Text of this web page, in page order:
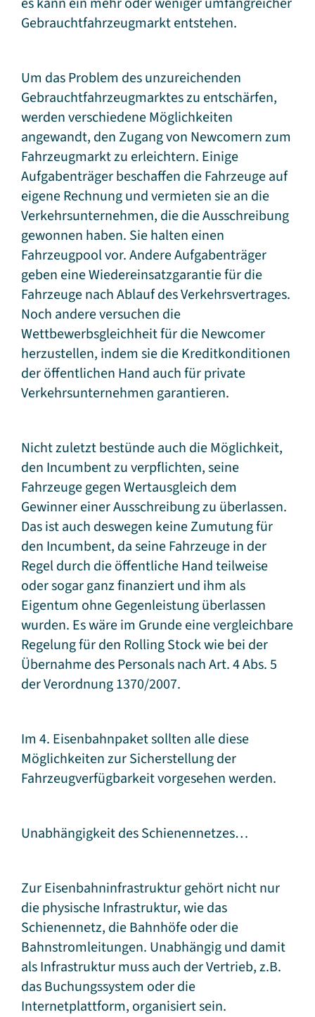
Gebrauchtfahrzeugmarkt entstehen.
Um das Problem des unzureichenden
Gebrauchtfahrzeugmarktes zu entschärfen,
werden verschiedene Möglichkeiten
angewandt, den Zugang von Newcomern zum
Fahrzeugmarkt zu erleichtern. Einige
Aufgabenträger beschaffen die Fahrzeuge auf
eigene Rechnung und vermieten sie an die
Verkehrsunternehmen, die die Ausschreibung
gewonnen haben. Sie halten einen
Fahrzeugpool vor. Andere Aufgabenträger
geben eine Wiedereinsatzgarantie für die
Fahrzeuge nach Ablauf des Verkehrsvertrages.
Noch andere versuchen die
Wettbewerbsgleichheit für die Newcomer
herzustellen, indem sie die Kreditkonditionen
der öffentlichen Hand auch für private
Verkehrsunternehmen garantieren.
Nicht zuletzt bestünde auch die Möglichkeit,
den Incumbent zu verpflichten, seine
Fahrzeuge gegen Wertausgleich dem
Gewinner einer Ausschreibung zu überlassen.
Das ist auch deswegen keine Zumutung für
den Incumbent, da seine Fahrzeuge in der
Regel durch die öffentliche Hand teilweise
oder sogar ganz finanziert und ihm als
Eigentum ohne Gegenleistung überlassen
wurden. Es wäre im Grunde eine vergleichbare
Regelung für den Rolling Stock wie bei der
Übernahme des Personals nach Art. 4 Abs. 5
der Verordnung 1370/2007.
Im 4. Eisenbahnpaket sollten alle diese
Möglichkeiten zur Sicherstellung der
Fahrzeugverfügbarkeit vorgesehen werden.
Unabhängigkeit des Schienennetzes…
Zur Eisenbahninfrastruktur gehört nicht nur
die physische Infrastruktur, wie das
Schienennetz, die Bahnhöfe oder die
Bahnstromleitungen. Unabhängig und damit
als Infrastruktur muss auch der Vertrieb, z.B.
das Buchungssystem oder die
Internetplattform, organisiert sein.